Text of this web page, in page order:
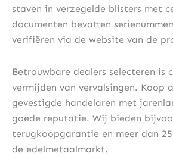
staven in verzegelde blisters met
documenten bevatten
verifiëren via de website van de
Betrouwbare dealers selecteren is
vermijden van vervalsingen. Koop
gevestigde handelaren met
goede reputatie. Wij bieden
terugkoopgarantie en meer dan
de edelmetaalmarkt.